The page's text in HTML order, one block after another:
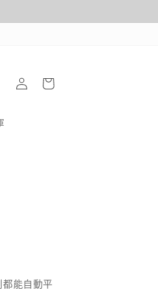
登
入
物
能自動平